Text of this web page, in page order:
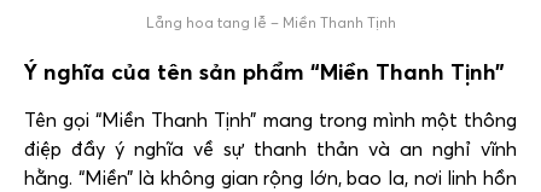
Lẵng hoa tang lễ – Miền Thanh Tịnh
Ý nghĩa của tên sản phẩm “Miền Thanh Tịnh”
Tên gọi “Miền Thanh Tịnh” mang trong mình một thông
điệp đầy ý nghĩa về sự thanh thản và an nghỉ vĩnh
hằng. “Miền” là không gian rộng lớn, bao la, nơi linh hồn